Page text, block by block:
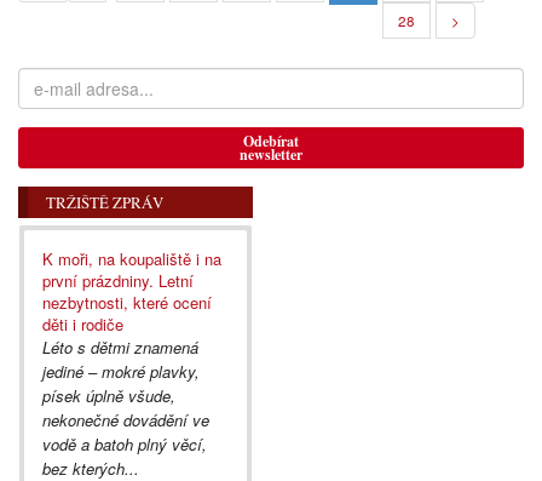
28
>
Odebírat
newsletter
TRŽIŠTĚ ZPRÁV
K moři, na koupaliště i na
první prázdniny. Letní
nezbytnosti, které ocení
děti i rodiče
Léto s dětmi znamená
jediné – mokré plavky,
písek úplně všude,
nekonečné dovádění ve
vodě a batoh plný věcí,
bez kterých...